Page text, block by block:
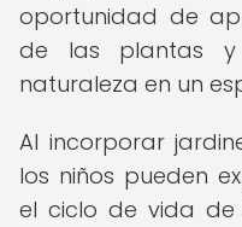
oportunidad de
de las plantas
naturaleza en un
Al incorporar
los niños pueden
el ciclo de vida de